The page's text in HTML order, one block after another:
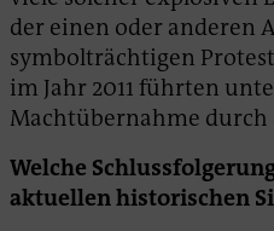
der einen oder anderen
symbolträchtigen
im Jahr 2011 führten
Machtübernahme durch
Welche
aktuellen historischen